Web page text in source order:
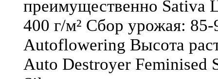
преимущественно Sativa
400 г/м² Сбор урожая:
Autoflowering Высота
Auto Destroyer Feminised